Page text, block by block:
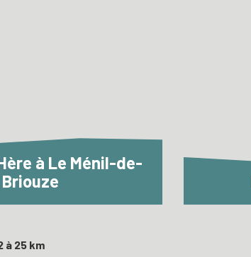
à Le Ménil-de-
Briouze
à 25 km